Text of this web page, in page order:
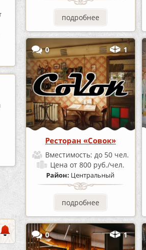
подробнее
0 1
Ресторан «Совок»
Вместимость: до 50 чел.
Ценаот 800 руб./чел.
Район: Центральный
подробнее
0 1